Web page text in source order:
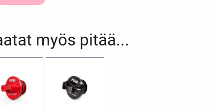
myös pitää...